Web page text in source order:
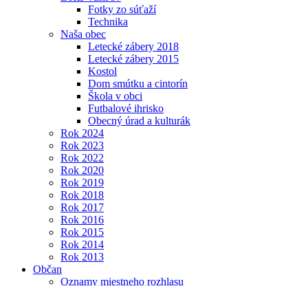
Fotky zo súťaží
Technika
Naša obec
Letecké zábery 2018
Letecké zábery 2015
Kostol
Dom smútku a cintorín
Škola v obci
Futbalové ihrisko
Obecný úrad a kulturák
Rok 2024
Rok 2023
Rok 2022
Rok 2020
Rok 2019
Rok 2018
Rok 2017
Rok 2016
Rok 2015
Rok 2014
Rok 2013
Občan
Oznamy miestneho rozhlasu